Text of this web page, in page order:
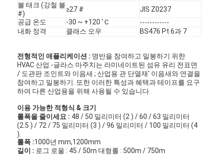
볼 태크 (강철 볼
#)
≥27 #
JIS Z0237
공급 온도
-30 ~ +120 'Ｃ
------------
내화 정격
클래스 오우 BS476 Pt 6과 7
전형적인 애플리케이션 : 명반을 참여하고 밀봉하기 위한
HVAC 산업.-글라스 마주치는 라미네이트된 섬유 유리 전표면
/ 도관판 조인트와 이음새 ; 산업용 관 단열재' 이음새와 연결을
참여하고 밀봉하기. 또한 이러한 특성과 혜택과 테이프를 요구
하여 다른 산업용을 위해 사용될 수 있습니다.
이용 가능한 적형식 & 크기
롤폭을 줄이세요 : 48 / 50 밀리미터 (2 ) / 60 / 63 밀리미터
(2.5 ) / 72 / 75 밀리미터 (3 ) / 96 밀리미터 / 100 밀리미터 (4
).
롤폭 :1000년 mm,1200mm
길이 : 로그 로울 : 45 / 50m 대형롤 : 500m / 750m